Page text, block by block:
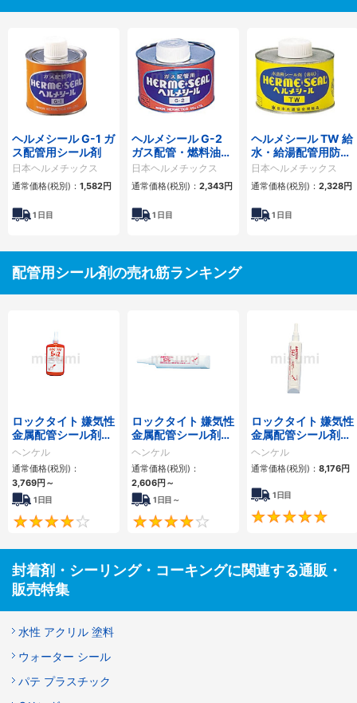
ヘルメシール G-1 ガ
ス配管用シール剤
日本ヘルメチックス
通常価格(税別)： 1,582円
1 日目
ヘルメシール G-2
ガス配管・燃料油配
管用シール剤
日本ヘルメチックス
通常価格(税別)： 2,343円
1 日目
ヘルメシール TW 給
水・給湯配管用防食
シール剤
日本ヘルメチックス
通常価格(税別)： 2,328円
1 日目
配管用シール剤の売れ筋ランキング
ロックタイト 嫌気性
金属配管シール剤
542（油圧・空圧
用）
ヘンケル
通常価格(税別)：
3,769円 ～
1日目
4
ロックタイト 嫌気性
金属配管シール剤
575（低臭気）
ヘンケル
通常価格(税別)：
2,606円 ～
1日目～
4
ロックタイト 嫌気性
金属配管シール剤
567（かじり防止）
ヘンケル
通常価格(税別)： 8,176円
1日目
封着剤・シーリング・コーキングに関連する通販・
販売特集
水性 アクリル 塗料
ウォーター シール
パテ プラスチック